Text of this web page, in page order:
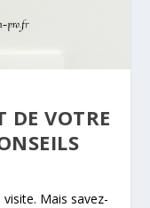
DE VOTRE
Mais savez-